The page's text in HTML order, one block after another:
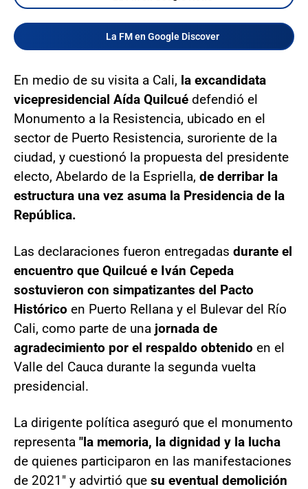
La FM en Google Discover
En medio de su visita a Cali, la excandidata
vicepresidencial Aída Quilcué defendió el
Monumento a la Resistencia, ubicado en el
sector de Puerto Resistencia, suroriente de la
ciudad, y cuestionó la propuesta del presidente
electo, Abelardo de la Espriella, de derribar la
estructura una vez asuma la Presidencia de la
República.
Las declaraciones fueron entregadas durante el
encuentro que Quilcué e Iván Cepeda
sostuvieron con simpatizantes del Pacto
Histórico en Puerto Rellana y el Bulevar del Río
Cali, como parte de una jornada de
agradecimiento por el respaldo obtenido en el
Valle del Cauca durante la segunda vuelta
presidencial.
La dirigente política aseguró que el monumento
representa "la memoria, la dignidad y la lucha
de quienes participaron en las manifestaciones
de 2021" y advirtió que su eventual demolición